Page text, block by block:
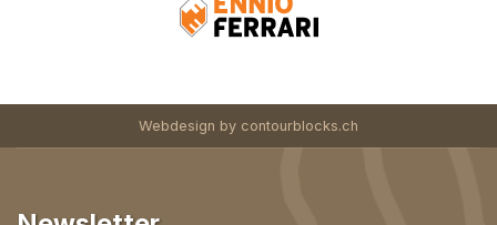
Webdesign by contourblocks.ch